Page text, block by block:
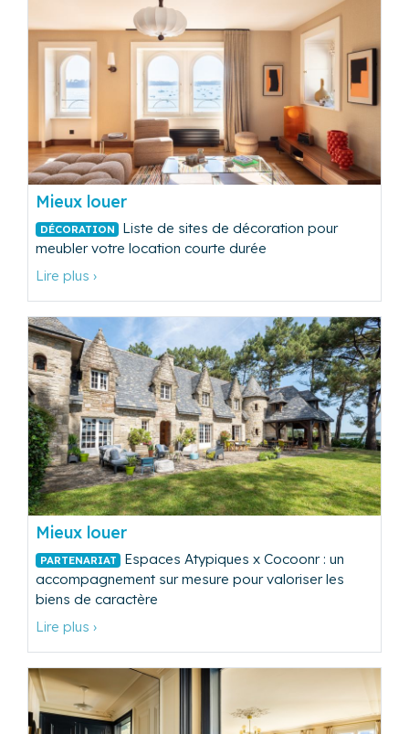
Mieux louer
DÉCORATION
Liste de sites de décoration pour
meubler votre location courte durée
Lire plus ›
Mieux louer
PARTENARIAT
Espaces Atypiques x Cocoonr : un
accompagnement sur mesure pour valoriser les
biens de caractère
Lire plus ›